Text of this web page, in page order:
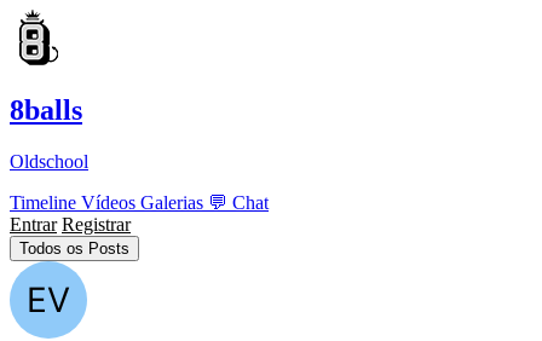
8balls
Oldschool
Timeline Vídeos Galerias 💬 Chat
Entrar Registrar
Todos os Posts